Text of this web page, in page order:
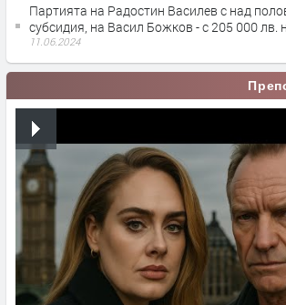
Партията на Радостин Василев с над
субсидия, на Васил Божков - с 205 000 лв.
11.06.2024